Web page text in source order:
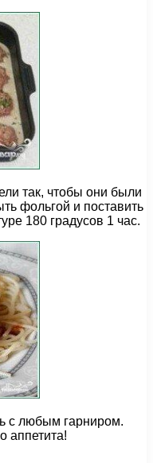
так, чтобы они были
фольгой и поставить
180 градусов 1 час.
с любым гарниром.
аппетита!